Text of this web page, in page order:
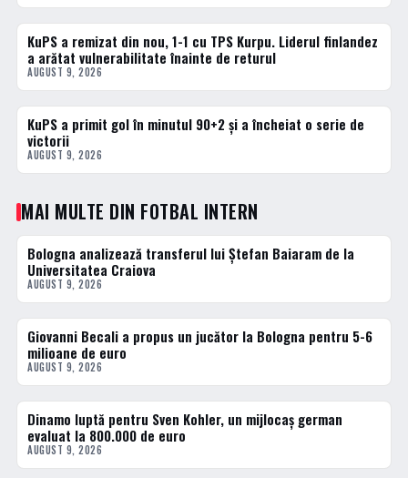
2 · TOP
KuPS a remizat din nou, 1-1 cu TPS Kurpu. Liderul finlandez
a arătat vulnerabilitate înainte de returul
AUGUST 9, 2026
3 · TOP
KuPS a primit gol în minutul 90+2 și a încheiat o serie de
victorii
AUGUST 9, 2026
MAI MULTE DIN FOTBAL INTERN
FOTBAL EXTERN
Bologna analizează transferul lui Ștefan Baiaram de la
Universitatea Craiova
AUGUST 9, 2026
FOTBAL EXTERN
Giovanni Becali a propus un jucător la Bologna pentru 5-6
milioane de euro
AUGUST 9, 2026
FOTBAL INTERN
Dinamo luptă pentru Sven Kohler, un mijlocaș german
evaluat la 800.000 de euro
AUGUST 9, 2026